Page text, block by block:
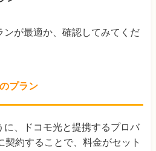
ンが最適か、確認してみてくだ
プラン
に、ドコモ光と提携するプロバ
契約することで、料金がセット